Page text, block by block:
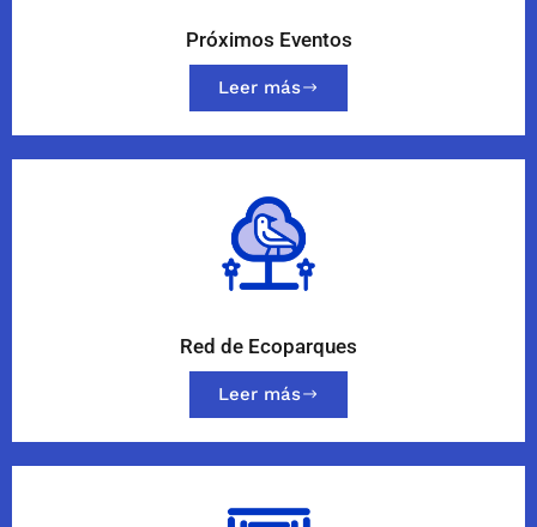
Próximos Eventos
Leer más
Red de Ecoparques
Leer más